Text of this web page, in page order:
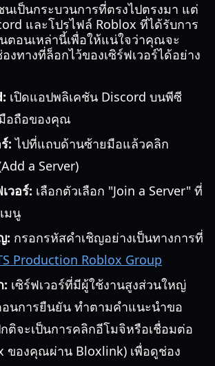
นเป็นกระบวนการที่ตรงไปตรงมา แต่
และโปรไฟล์ Roblox ที่ได้รับการ
ตอนเหล่านี้เพื่อให้แน่ใจว่าคุณจะ
งทางที่ล็อกไว้ของเซิร์ฟเวอร์ได้อย่าง
เปิดแอปพลิเคชัน Discord บนพีซี
อถือของคุณ
: ไปที่แถบด้านซ้ายมือแล้วคลิก
a Server)
วอร์: เลือกตัวเลือก "Join a Server" ที่
มนู
: กรอกรหัสคำเชิญอย่างเป็นทางการที่
Production Roblox Group
: เซิร์ฟเวอร์ที่มีผู้ใช้งานสูงส่วนใหญ่
นการยืนยัน ทำตามคำแนะนำขอ
ติจะเป็นการคลิกอีโมจิหรือเชื่อมต่อ
ของคุณผ่าน Bloxlink) เพื่อดูช่อง